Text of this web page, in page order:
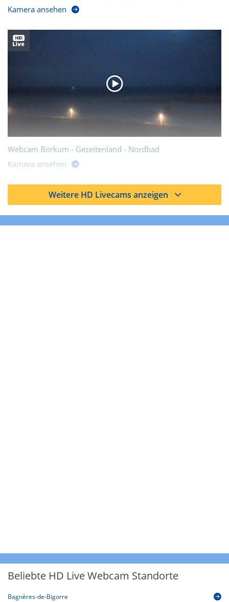
Kamera ansehen
Webcam Borkum - Gezeitenland - Nordbad
Kamera ansehen
Weitere HD Livecams anzeigen
Beliebte HD Live Webcam Standorte
Bagnères-de-Bigorre